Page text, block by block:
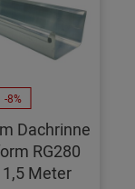
-8%
Dachrinne
RG280
Meter